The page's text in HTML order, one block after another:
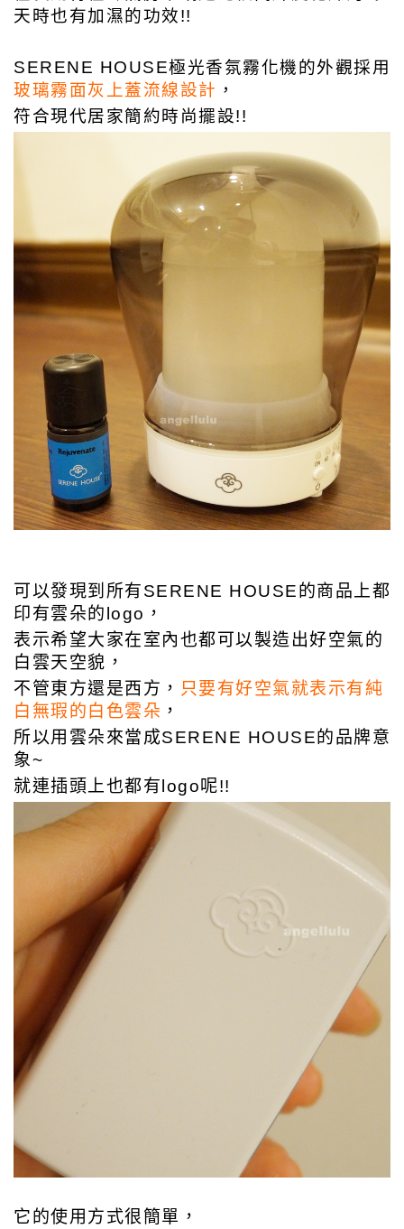
天時也有加濕的功效!!
SERENE HOUSE極光香氛霧化機的外觀採用
玻璃霧面灰上蓋流線設計 ，
符合現代居家簡約時尚擺設!!
可以發現到所有SERENE HOUSE的商品上都
印有雲朵的logo，
表示希望大家在室內也都可以製造出好空氣的
白雲天空貌，
不管東方還是西方， 只要有好空氣就表示有純
白無瑕的白色雲朵 ，
所以用雲朵來當成SERENE HOUSE的品牌意
象~
就連插頭上也都有logo呢!!
它的使用方式很簡單，